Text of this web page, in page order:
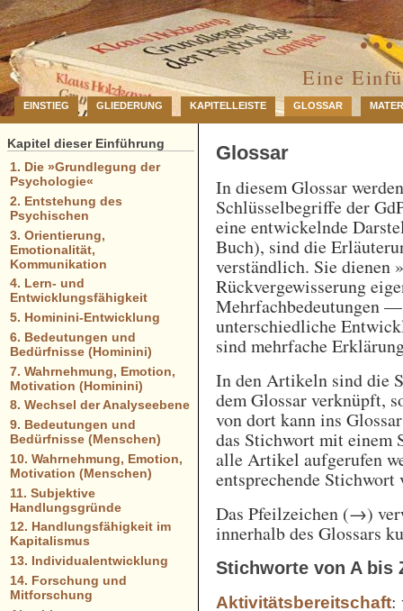
…
Eine
EINSTIEG GLIEDERUNG KAPITELLEISTE GLOSSAR
Glossar
In diesem Glossar
Schlüsselbegriffe der
eine entwickelnde
Buch), sind die
verständlich. Sie dienen
Rückvergewisserung
Mehrfachbedeutungen
unterschiedliche
sind mehrfache
In den Artikeln sind die
dem Glossar verknüpft,
von dort kann ins
das Stichwort mit einem
alle Artikel aufgerufen
entsprechende Stichwort
Das Pfeilzeichen (→)
innerhalb des Glossars
Stichworte von A bis
Aktivitätsbereitschaft:
Kapitel dieser Einführung
1. Die »Grundlegung der
Psychologie«
2. Entstehung des
Psychischen
3. Orientierung,
Emotionalität,
Kommunikation
4. Lern- und
Entwicklungsfähigkeit
5. Hominini-Entwicklung
6. Bedeutungen und
Bedürfnisse (Hominini)
7. Wahrnehmung, Emotion,
Motivation (Hominini)
8. Wechsel der Analyseebene
9. Bedeutungen und
Bedürfnisse (Menschen)
10. Wahrnehmung, Emotion,
Motivation (Menschen)
11. Subjektive
Handlungsgründe
12. Handlungsfähigkeit im
Kapitalismus
13. Individualentwicklung
14. Forschung und
Mitforschung